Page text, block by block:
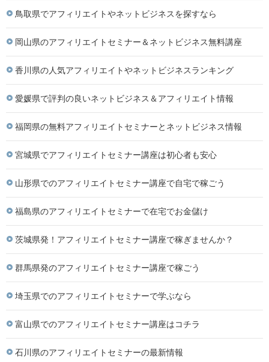
鳥取県でアフィリエイトやネットビジネスを探すなら
岡山県のアフィリエイトセミナー＆ネットビジネス無料講座
香川県の人気アフィリエイトやネットビジネスランキング
愛媛県で評判の良いネットビジネス＆アフィリエイト情報
福岡県の無料アフィリエイトセミナーとネットビジネス情報
宮城県でアフィリエイトセミナー講座は初心者も安心
山形県でのアフィリエイトセミナー講座で自宅で稼ごう
福島県のアフィリエイトセミナーで在宅でお金儲け
茨城県発！アフィリエイトセミナー講座で稼ぎませんか？
群馬県発のアフィリエイトセミナー講座で稼ごう
埼玉県でのアフィリエイトセミナーで学ぶなら
富山県でのアフィリエイトセミナー講座はコチラ
石川県のアフィリエイトセミナーの最新情報